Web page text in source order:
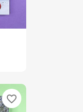
favorite_border